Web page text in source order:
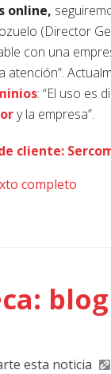
online,
(Director
con una
atención”.
: “El uso es
y la empresa”.
cliente:
completo
esta noticia